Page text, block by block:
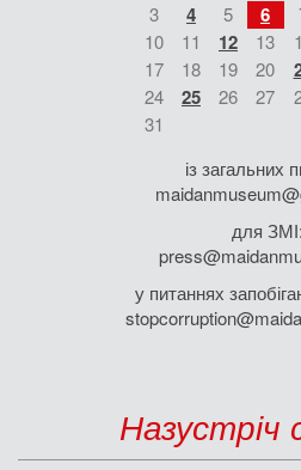
3 4 5 6
10
11 12 13
17
18 19 20
24
25 26 27
31
із загальних
для ЗМІ:
у питаннях
Назустріч